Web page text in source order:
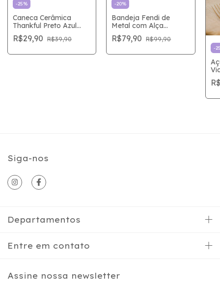
-25%
Caneca Cerâmica
Thankful Preto Azul
340mL
R$29,90 R$39,90
-20%
Bandeja Fendi de
Metal com Alça
Cratera
R$79,90 R$99,90
-
Siga-nos
Departamentos
Entre em contato
Assine nossa newsletter